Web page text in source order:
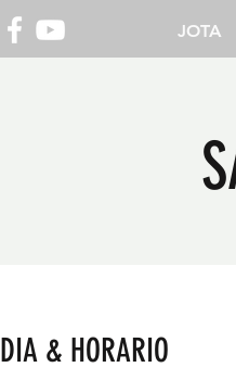
JOTA
DIA & HORARIO